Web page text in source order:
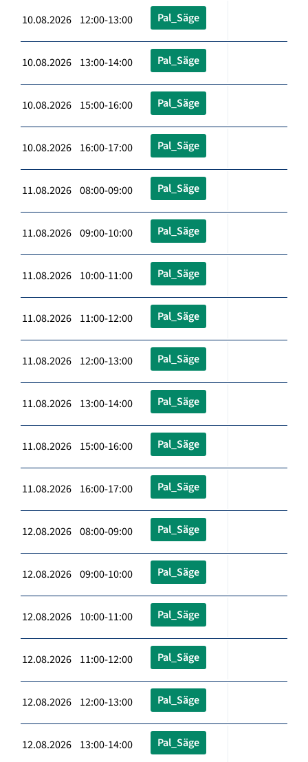
10.08.2026 12:00-13:00 Pal_Säge
10.08.2026 13:00-14:00 Pal_Säge
10.08.2026 15:00-16:00 Pal_Säge
10.08.2026 16:00-17:00 Pal_Säge
11.08.2026 08:00-09:00 Pal_Säge
11.08.2026 09:00-10:00 Pal_Säge
11.08.2026 10:00-11:00 Pal_Säge
11.08.2026 11:00-12:00 Pal_Säge
11.08.2026 12:00-13:00 Pal_Säge
11.08.2026 13:00-14:00 Pal_Säge
11.08.2026 15:00-16:00 Pal_Säge
11.08.2026 16:00-17:00 Pal_Säge
12.08.2026 08:00-09:00 Pal_Säge
12.08.2026 09:00-10:00 Pal_Säge
12.08.2026 10:00-11:00 Pal_Säge
12.08.2026 11:00-12:00 Pal_Säge
12.08.2026 12:00-13:00 Pal_Säge
12.08.2026 13:00-14:00 Pal_Säge